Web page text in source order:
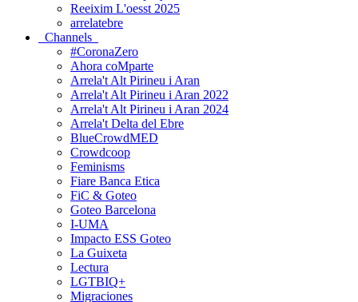
Reeixim L'oesst 2025
arrelatebre
Channels
#CoronaZero
Ahora coMparte
Arrela't Alt Pirineu i Aran
Arrela't Alt Pirineu i Aran 2022
Arrela't Alt Pirineu i Aran 2024
Arrela't Delta del Ebre
BlueCrowdMED
Crowdcoop
Feminisms
Fiare Banca Etica
FiC & Goteo
Goteo Barcelona
I-UMA
Impacto ESS Goteo
La Guixeta
Lectura
LGTBIQ+
Migraciones